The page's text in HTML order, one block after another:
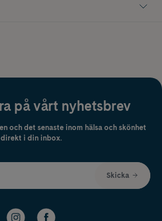
på vårt nyhetsbrev
och det senaste inom hälsa och skönhet
direkt i din inbox.
Skicka